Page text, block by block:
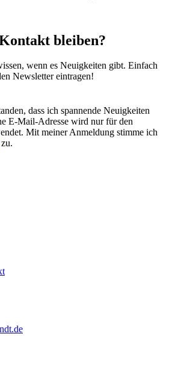
bleiben?
wenn es Neuigkeiten gibt. Einfach
Newsletter eintragen!
dass ich spannende Neuigkeiten
E-Mail-Adresse wird nur für den
Mit meiner Anmeldung stimme ich
zu.